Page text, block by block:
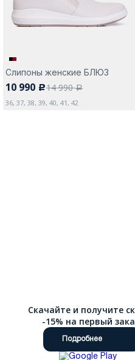
Слипоны женские БЛЮЗ
10 990 c14 990a
36, 37, 38, 39, 40, 41, 42
Скачайте и получите
-15% на первый
Подробнее